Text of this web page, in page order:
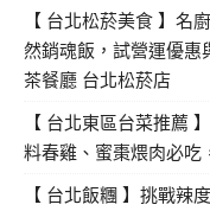
【 台北松菸美食 】名
然銷魂飯，試營運優惠
茶餐廳 台北松菸店
【 台北東區台菜推薦
料春雞、蜜棗煨肉必吃
【 台北飯糰 】挑戰辣